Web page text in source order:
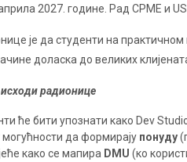
2027. године. Рад CPME и
је да студенти на
доласка до великих
радионице
ће бити упознати како Dev
могућности да формирају понуду
како се мапира DMU (ко